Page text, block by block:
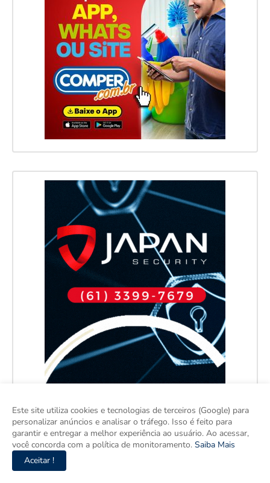
Este site utiliza cookies e tecnologias de terceiros (Google) para
personalizar anúncios e analisar o tráfego. Isso é feito para
garantir e entregar a melhor experiência ao usuário. Ao acessar,
você concorda com a política de monitoramento. Saiba Mais
Aceitar !